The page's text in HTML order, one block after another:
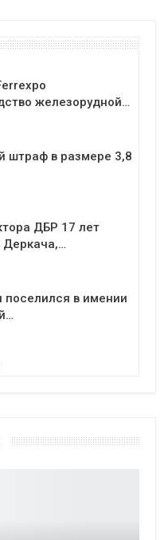
железорудной…
штраф в размере 3,8
ДБР 17 лет
Деркача,…
поселился в имении